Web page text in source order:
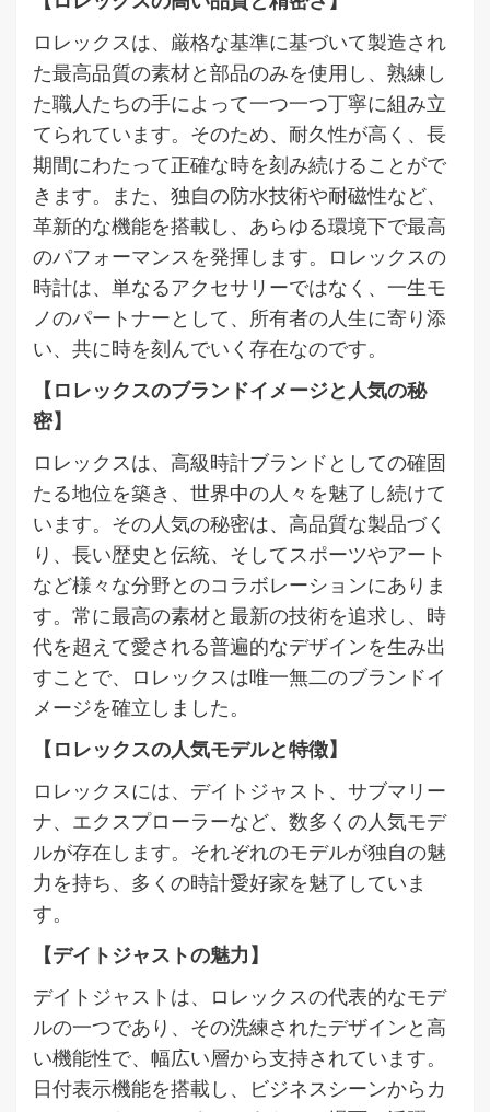
ロレックスは、厳格な基準に基づいて製造され
た最高品質の素材と部品のみを使用し、熟練し
た職人たちの手によって一つ一つ丁寧に組み立
てられています。そのため、耐久性が高く、長
期間にわたって正確な時を刻み続けることがで
きます。また、独自の防水技術や耐磁性など、
革新的な機能を搭載し、あらゆる環境下で最高
のパフォーマンスを発揮します。ロレックスの
時計は、単なるアクセサリーではなく、一生モ
ノのパートナーとして、所有者の人生に寄り添
い、共に時を刻んでいく存在なのです。
【ロレックスのブランドイメージと人気の秘
密】
ロレックスは、高級時計ブランドとしての確固
たる地位を築き、世界中の人々を魅了し続けて
います。その人気の秘密は、高品質な製品づく
り、長い歴史と伝統、そしてスポーツやアート
など様々な分野とのコラボレーションにありま
す。常に最高の素材と最新の技術を追求し、時
代を超えて愛される普遍的なデザインを生み出
すことで、ロレックスは唯一無二のブランドイ
メージを確立しました。
【ロレックスの人気モデルと特徴】
ロレックスには、デイトジャスト、サブマリー
ナ、エクスプローラーなど、数多くの人気モデ
ルが存在します。それぞれのモデルが独自の魅
力を持ち、多くの時計愛好家を魅了していま
す。
【デイトジャストの魅力】
デイトジャストは、ロレックスの代表的なモデ
ルの一つであり、その洗練されたデザインと高
い機能性で、幅広い層から支持されています。
日付表示機能を搭載し、ビジネスシーンからカ